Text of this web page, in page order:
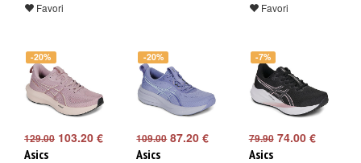
Favori Favori
-20%
129.00 103.20 €
Asics
-20%
109.0087.20 €
Asics
-7%
79.9074.00 €
Asics